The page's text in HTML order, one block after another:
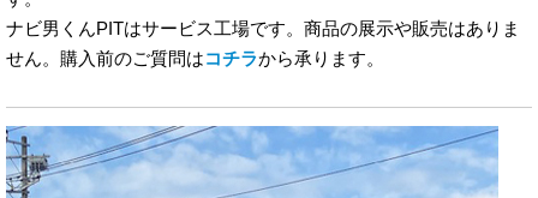
ナビ男くんPITはサービス工場です。商品の展示や販売はありま
せん。購入前のご質問はコチラから承ります。